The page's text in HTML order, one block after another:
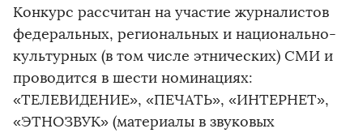
Конкурс рассчитан на участие журналистов
федеральных, региональных и национально-
культурных (в том числе этнических) СМИ и
проводится в шести номинациях:
«ТЕЛЕВИДЕНИЕ», «ПЕЧАТЬ», «ИНТЕРНЕТ»,
«ЭТНОЗВУК» (материалы в звуковых